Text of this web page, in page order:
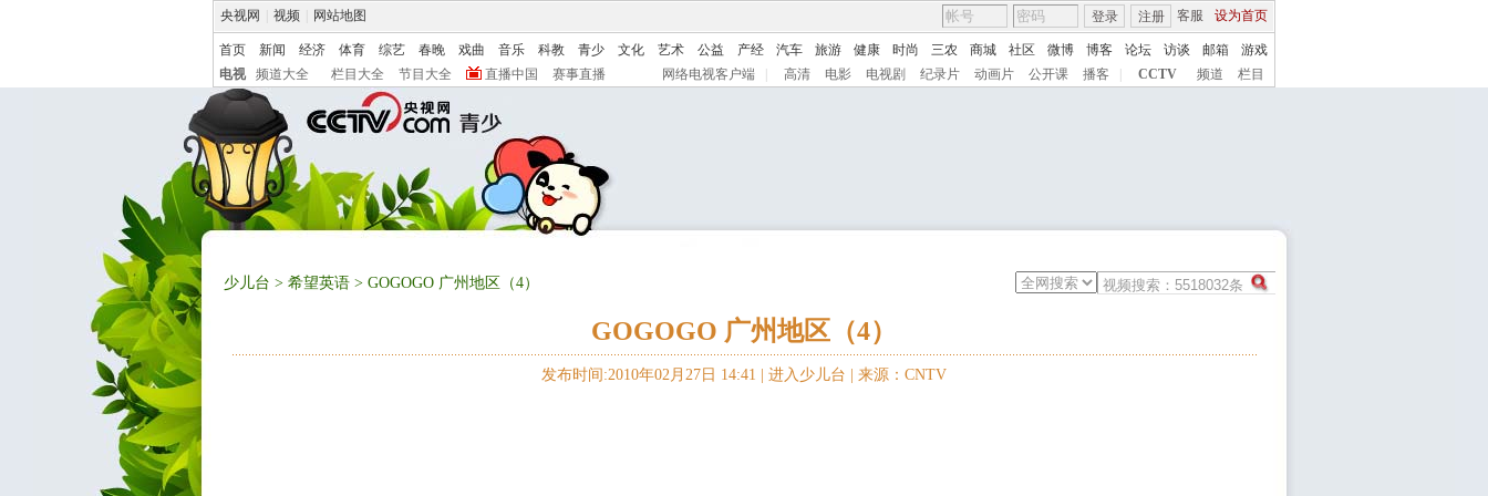
央视网 视频 网站地图 客服 设为首页
登录 注册
首页 新闻 经济 体育 综艺 春晚 戏曲 音乐 科教 青少 文化 艺术 公益 产经 汽车 旅游 健康 时尚 三农 商城 社区 微博 博客 论坛 访谈 邮箱
游戏
电视
频道大全 栏目大全 节目大全 直播中国 赛事直播 网络电视客户端 高清 电影 电视剧 纪录片 动画片 公开课 播客 CCTV 频道 栏目
少儿台 > 希望英语 > GOGOGO 广州地区（4）
GOGOGO 广州地区（4）
发布时间:2010年02月27日 14:41 | 进入少儿台 来源：CNTV